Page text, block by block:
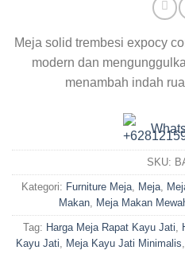
Meja solid trembesi expocy
modern dan
menambah indah
SKU:
Kategori: Furniture Meja Meja
Makan, Meja Makan
Tag: Harga Meja Rapat Kayu Jati
Kayu Jati
Meja Kayu Jati Minimalis